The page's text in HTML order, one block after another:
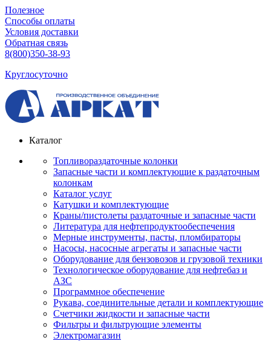
Полезное
Способы оплаты
Условия доставки
Обратная связь
8(800)350-38-93
Круглосуточно
Каталог
Топливораздаточные колонки
Запасные части и комплектующие к раздаточным
колонкам
Каталог услуг
Катушки и комплектующие
Краны/пистолеты раздаточные и запасные части
Литература для нефтепродуктообеспечения
Мерные инструменты, пасты, пломбираторы
Насосы, насосные агрегаты и запасные части
Оборудование для бензовозов и грузовой техники
Технологическое оборудование для нефтебаз и
АЗС
Программное обеспечение
Рукава, соединительные детали и комплектующие
Счетчики жидкости и запасные части
Фильтры и фильтрующие элементы
Электромагазин